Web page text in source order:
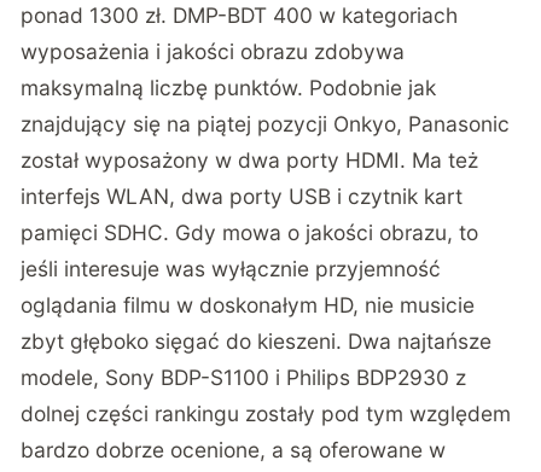
ponad 1300 zł. DMP-BDT 400 w kategoriach
wyposażenia i jakości obrazu zdobywa
maksymalną liczbę punktów. Podobnie jak
znajdujący się na piątej pozycji Onkyo, Panasonic
został wyposażony w dwa porty HDMI. Ma też
interfejs WLAN, dwa porty USB i czytnik kart
pamięci SDHC. Gdy mowa o jakości obrazu, to
jeśli interesuje was wyłącznie przyjemność
oglądania filmu w doskonałym HD, nie musicie
zbyt głęboko sięgać do kieszeni. Dwa najtańsze
modele, Sony BDP-S1100 i Philips BDP2930 z
dolnej części rankingu zostały pod tym względem
bardzo dobrze ocenione, a są oferowane w